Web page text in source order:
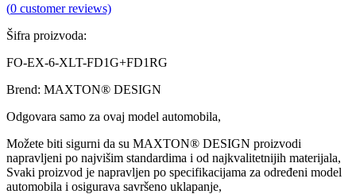
(0 customer reviews)
Šifra proizvoda:
FO-EX-6-XLT-FD1G+FD1RG
Brend: MAXTON® DESIGN
Odgovara samo za ovaj model automobila,
Možete biti sigurni da su MAXTON® DESIGN proizvodi
napravljeni po najvišim standardima i od najkvalitetnijih materijala,
Svaki proizvod je napravljen po specifikacijama za određeni model
automobila i osigurava savršeno uklapanje,